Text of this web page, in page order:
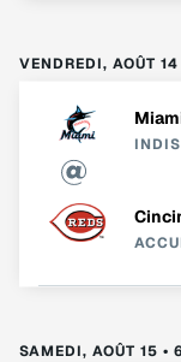
VENDREDI, AOÛT
SAMEDI, AOÛT 15 •